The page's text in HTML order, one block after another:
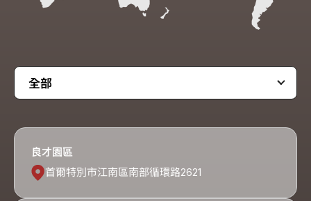
全部
良才園區
首爾特別市江南區南部循環路2621